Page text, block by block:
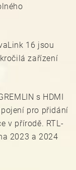
16 jsou
zařízení
s HDMI
pro přidání
v přírodě. RTL-
2023 a 2024